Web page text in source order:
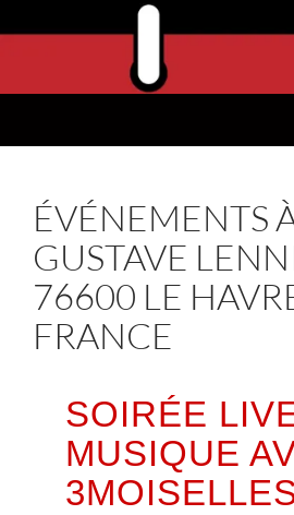
au
ÉVÉNEMENTS
GUSTAVE
76600 LE
FRANCE
SOIRÉE
MUSIQUE